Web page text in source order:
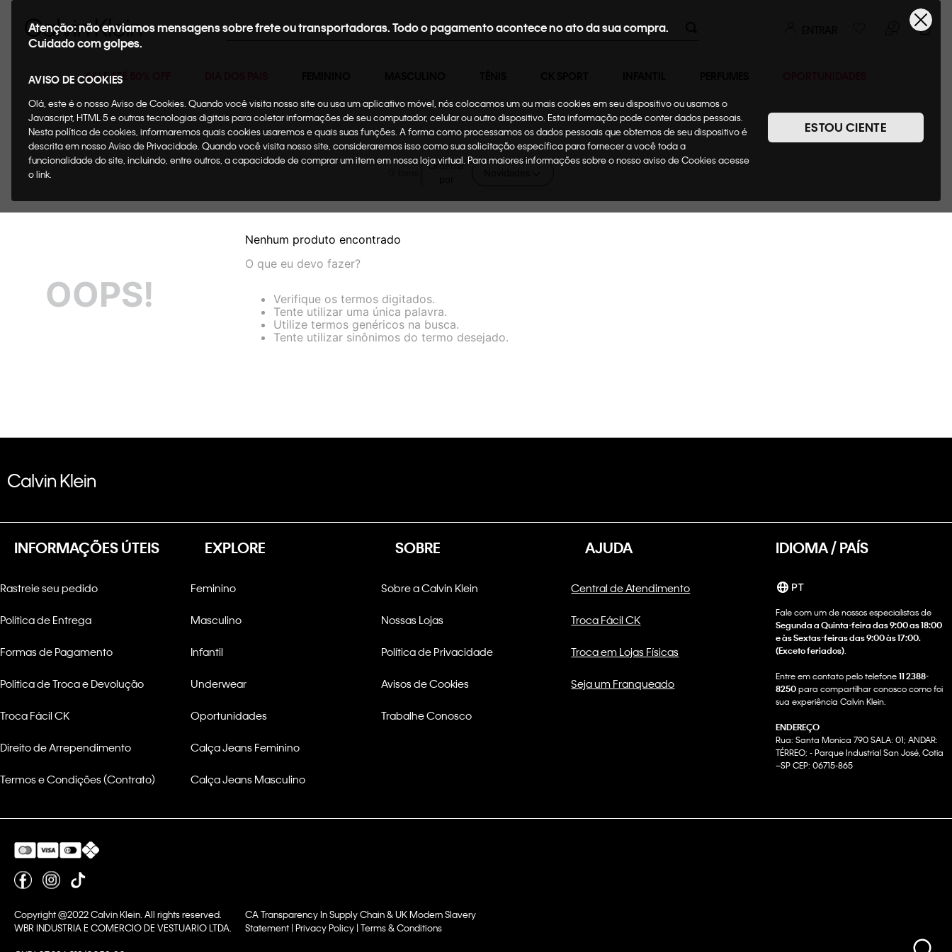
Buscar
SALE ATÉ 50% OFF
Atenção: não enviamos mensagens sobre frete ou transportadoras. Todo o pagamento acontece no ato da sua compra.
Cuidado com golpes.
AVISO DE COOKIES
Olá, este é o nosso Aviso de Cookies. Quando você visita nosso site ou usa um aplicativo móvel, nós colocamos um ou mais cookies em seu dispositivo ou usamos o
Javascript, HTML 5 e outras tecnologias digitais para coletar informações de seu computador, celular ou outro dispositivo. Esta informação pode conter dados pessoais.
Nesta política de cookies, informaremos quais cookies usaremos e quais suas funções. A forma como processamos os dados pessoais que obtemos de seu dispositivo é
descrita em nosso Aviso de Privacidade. Quando você visita nosso site, consideraremos isso como sua solicitação específica para fornecer a você toda a
funcionalidade do site, incluindo, entre outros, a capacidade de comprar um item em nossa loja virtual. Para maiores informações sobre o nosso aviso de Cookies acesse
o link.
ESTOU CIENTE
Ordenar
OOPS!
Nenhum produto encontrado
O que eu devo fazer?
Verifique os termos digitados.
Tente utilizar uma única palavra.
Utilize termos genéricos na busca.
Tente utilizar sinônimos do termo desejado.
INFORMAÇÕES ÚTEIS
Rastreie seu pedido
Política de Entrega
Formas de Pagamento
Politica de Troca e Devolução
Troca Fácil CK
Direito de Arrependimento
Termos e Condições (Contrato)
EXPLORE
Feminino
Masculino
Infantil
Underwear
Oportunidades
Calça Jeans Feminino
Calça Jeans Masculino
SOBRE
Sobre a Calvin Klein
Nossas Lojas
Política de Privacidade
Avisos de Cookies
Trabalhe Conosco
AJUDA
Central de Atendimento
Troca Fácil CK
Troca em Lojas Físicas
Seja um Franqueado
IDIOMA / PAÍS
PT
Fale com um de nossos especialistas de
Segunda a Quinta-feira das 9:00 as 18:00
e às Sextas-feiras das 9:00 às 17:00.
(Exceto feriados)
Entre em contato pelo telefone11 2388-
8250para compartilhar conosco como foi
sua experiência Calvin Klein.
ENDEREÇO
Rua: Santa Monica 790 SALA: 01; ANDAR:
TÉRREO; - Parque Industrial San José, Cotia
–SP CEP: 06715-865
Copyright @2022 Calvin Klein. All rights reserved.
WBR INDUSTRIA E COMERCIO DE VESTUARIO LTDA.
CA Transparency In Supply Chain & UK Modern Slavery
Statement | Privacy Policy | Terms & Conditions